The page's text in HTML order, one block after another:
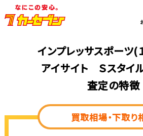
インプレッサスポーツ(
アイサイト Ｓスタイ
査定の特徴
買取相場・下取り